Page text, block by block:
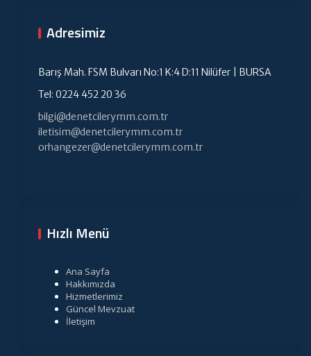
Adresimiz
Barış Mah. FSM Bulvarı No:1 K:4 D:11 Nilüfer | BURSA
Tel: 0224 452 20 36
bilgi@denetcilerymm.com.tr
iletisim@denetcilerymm.com.tr
orhangezer@denetcilerymm.com.tr
Hızlı Menü
Ana Sayfa
Hakkımızda
Hizmetlerimiz
Güncel Mevzuat
İletişim